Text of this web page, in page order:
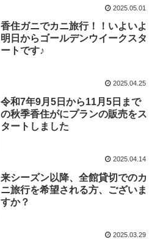
2025.05.01
香住ガニでカニ旅行！！いよいよ
明日からゴールデンウイークスタ
ートです♪
2025.04.25
令和7年9月5日から11月5日まで
の秋季香住がにプランの販売をス
タートしました
2025.04.14
来シーズン以降、全館貸切でのカ
ニ旅行を希望される方、ございま
すか？
2025.03.29